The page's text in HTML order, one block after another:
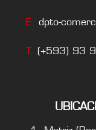
E. dpto-
T. (+593) 93